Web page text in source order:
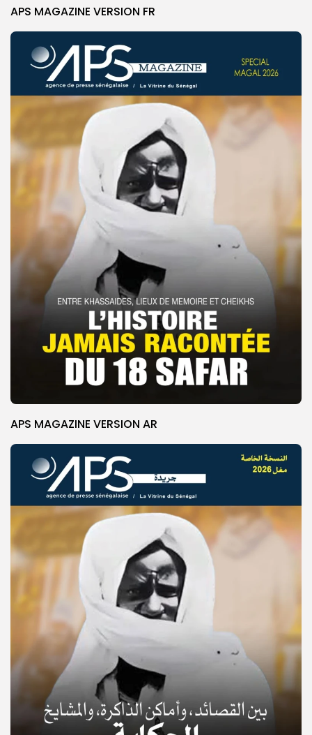
© Copyright 2025, APS
APS MAGAZINE VERSION FR
APS MAGAZINE VERSION AR